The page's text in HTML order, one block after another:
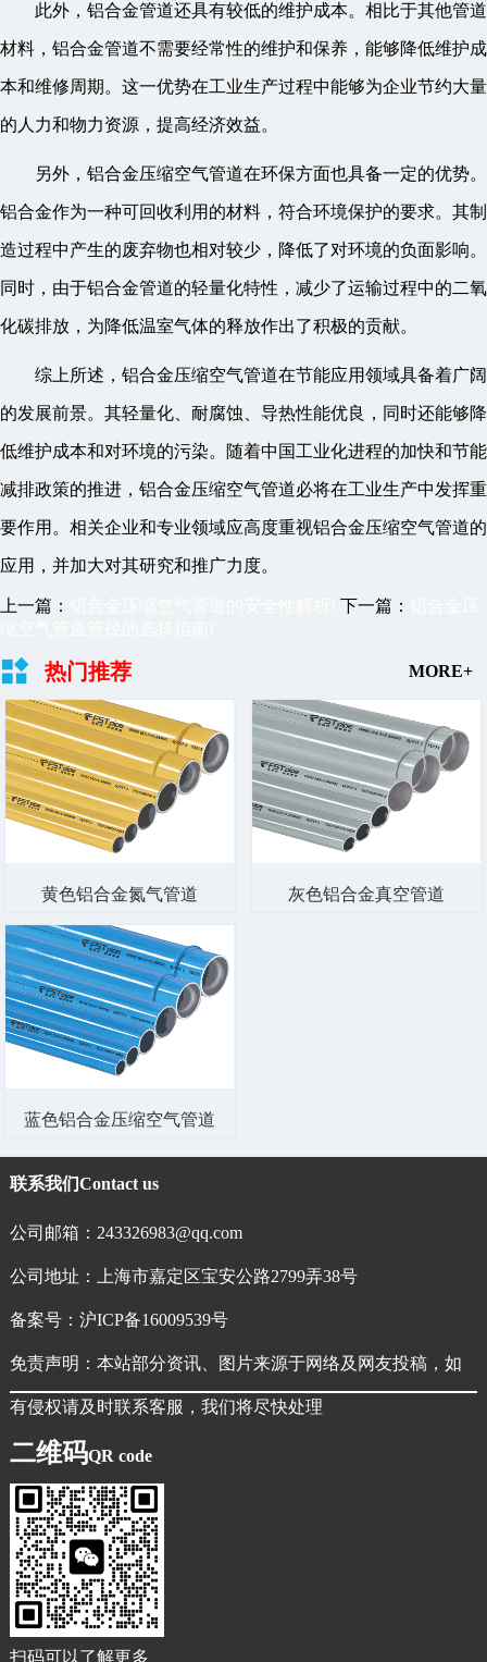
此外，铝合金管道还具有较低的维护成本。相比于其他管道
材料，铝合金管道不需要经常性的维护和保养，能够降低维护成
本和维修周期。这一优势在工业生产过程中能够为企业节约大量
的人力和物力资源，提高经济效益。
另外，铝合金压缩空气管道在环保方面也具备一定的优势。
铝合金作为一种可回收利用的材料，符合环境保护的要求。其制
造过程中产生的废弃物也相对较少，降低了对环境的负面影响。
同时，由于铝合金管道的轻量化特性，减少了运输过程中的二氧
化碳排放，为降低温室气体的释放作出了积极的贡献。
综上所述，铝合金压缩空气管道在节能应用领域具备着广阔
的发展前景。其轻量化、耐腐蚀、导热性能优良，同时还能够降
低维护成本和对环境的污染。随着中国工业化进程的加快和节能
减排政策的推进，铝合金压缩空气管道必将在工业生产中发挥重
要作用。相关企业和专业领域应高度重视铝合金压缩空气管道的
应用，并加大对其研究和推广力度。
上一篇： 下一篇：
热门推荐 MORE+
黄色铝合金氮气管道 灰色铝合金真空管道
蓝色铝合金压缩空气管道
联系我们Contact us
公司邮箱：243326983@qq.com
公司地址：上海市嘉定区宝安公路2799弄38号
备案号： 沪ICP备16009539号
免责声明：本站部分资讯、图片来源于网络及网友投稿，如
有侵权请及时联系客服，我们将尽快处理
二维码QR code
扫码可以了解更多